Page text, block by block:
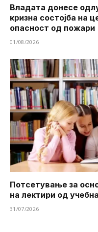
Владата донесе
кризна состојба на
опасност од пожари
01/08/2026
Потсетување за
на лектири од
31/07/2026